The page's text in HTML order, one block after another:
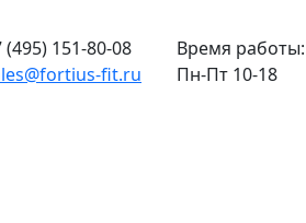
(495) 151-80-08
fit.ru
Время работы:
Пн-Пт 10-18